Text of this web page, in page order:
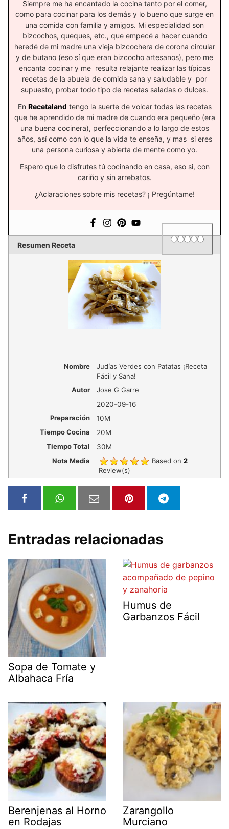
Siempre me ha encantado la cocina tanto por el comer,
como para cocinar para los demás y lo bueno que surge en
una comida con familia y amigos. Mi especialidad son
bizcochos, queques, etc., que empecé a hacer cuando
heredé de mi madre una vieja bizcochera de corona circular
y de butano (eso sí que eran bizcocho artesanos), pero me
encanta cocinar y me resulta relajante realizar las típicas
recetas de la abuela de comida sana y saludable y por
supuesto, probar todo tipo de recetas saladas o dulces.
En Recetaland tengo la suerte de volcar todas las recetas
que he aprendido de mi madre de cuando era pequeño (era
una buena cocinera), perfeccionando a lo largo de estos
años, así como con lo que la vida te enseña, y mas si eres
una persona curiosa y abierta de mente como yo.
Espero que lo disfrutes tú cocinando en casa, eso si, con
cariño y sin arrebatos.
¿Aclaraciones sobre mis recetas? ¡ Pregúntame!
Resumen Receta
Rating
1 star
2 stars
3 stars
4 stars
5
Nombre
Judías Verdes con Patatas ¡Receta
Fácil y Sana!
Autor
Jose G Garre
2020-09-16
Preparación
10M
Tiempo Cocina
20M
Tiempo Total
30M
Nota Media
Based on2
Review(s)
Entradas relacionadas
Sopa de Tomate y
Albahaca Fría
Humus de
Garbanzos Fácil
Berenjenas al Horno
en Rodajas
Zarangollo
Murciano